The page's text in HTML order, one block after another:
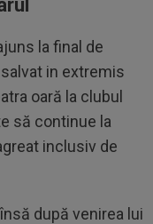
la final de
in extremis
oară la clubul
să continue la
inclusiv de
după venirea lui